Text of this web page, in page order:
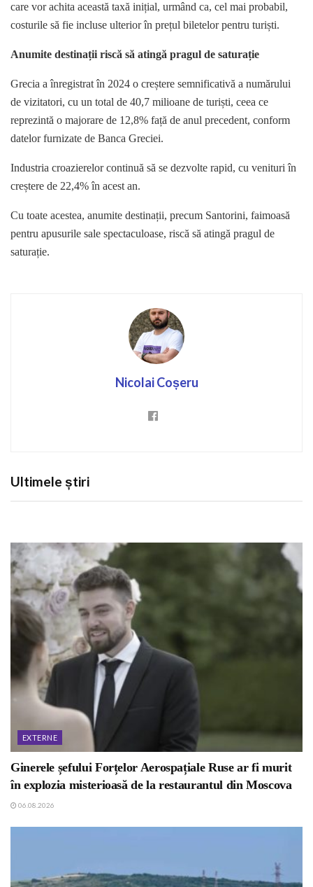
care vor achita această taxă inițial, urmând ca, cel mai probabil,
costurile să fie incluse ulterior în prețul biletelor pentru turiști.
Anumite destinații riscă să atingă pragul de saturație
Grecia a înregistrat în 2024 o creștere semnificativă a numărului
de vizitatori, cu un total de 40,7 milioane de turiști, ceea ce
reprezintă o majorare de 12,8% față de anul precedent, conform
datelor furnizate de Banca Greciei.
Industria croazierelor continuă să se dezvolte rapid, cu venituri în
creștere de 22,4% în acest an.
Cu toate acestea, anumite destinații, precum Santorini, faimoasă
pentru apusurile sale spectaculoase, riscă să atingă pragul de
saturație.
Nicolai Coșeru
Ultimele știri
EXTERNE
Ginerele șefului Forțelor Aerospațiale Ruse ar fi murit
în explozia misterioasă de la restaurantul din Moscova
06.08.2026